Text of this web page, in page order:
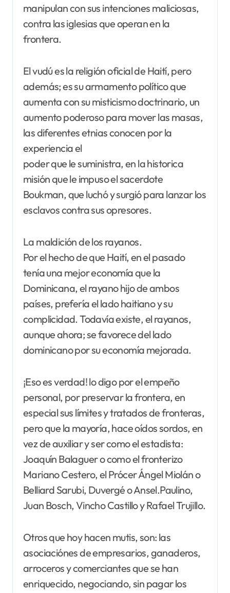
manipulan con sus intenciones maliciosas,
contra las iglesias que operan en la
frontera.
El vudú es la religión oficial de Haití, pero
además; es su armamento político que
aumenta con su misticismo doctrinario, un
aumento poderoso para mover las masas,
las diferentes etnias conocen por la
experiencia el
poder que le suministra, en la historica
misión que le impuso el sacerdote
Boukman, que luchó y surgió para lanzar los
esclavos contra sus opresores.
La maldición de los rayanos.
Por el hecho de que Haití, en el pasado
tenía una mejor economía que la
Dominicana, el rayano hijo de ambos
países, prefería el lado haitiano y su
complicidad. Todavía existe, el rayanos,
aunque ahora; se favorece del lado
dominicano por su economía mejorada.
¡Eso es verdad! lo digo por el empeño
personal, por preservar la frontera, en
especial sus límites y tratados de fronteras,
pero que la mayoría, hace oídos sordos, en
vez de auxiliar y ser como el estadista:
Joaquín Balaguer o como el fronterizo
Mariano Cestero, el Prócer Ángel Miolán o
Belliard Sarubi, Duvergé o Ansel.Paulino,
Juan Bosch, Vincho Castillo y Rafael Trujillo.
Otros que hoy hacen mutis, son: las
asociaciónes de empresarios, ganaderos,
arroceros y comerciantes que se han
enriquecido, negociando, sin pagar los